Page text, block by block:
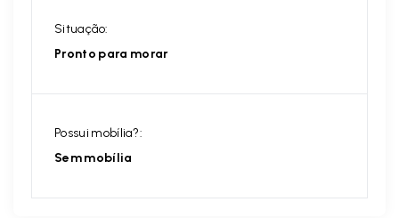
Situação:
Pronto para morar
Possui mobília?:
Sem mobília